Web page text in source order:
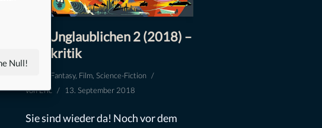
Null!
Die Unglaublichen 2 (2018) –
Filmkritik
Fantasy, Film, Science-Fiction
vonEric 13. September 2018
Sie sind wieder da! Noch vor dem